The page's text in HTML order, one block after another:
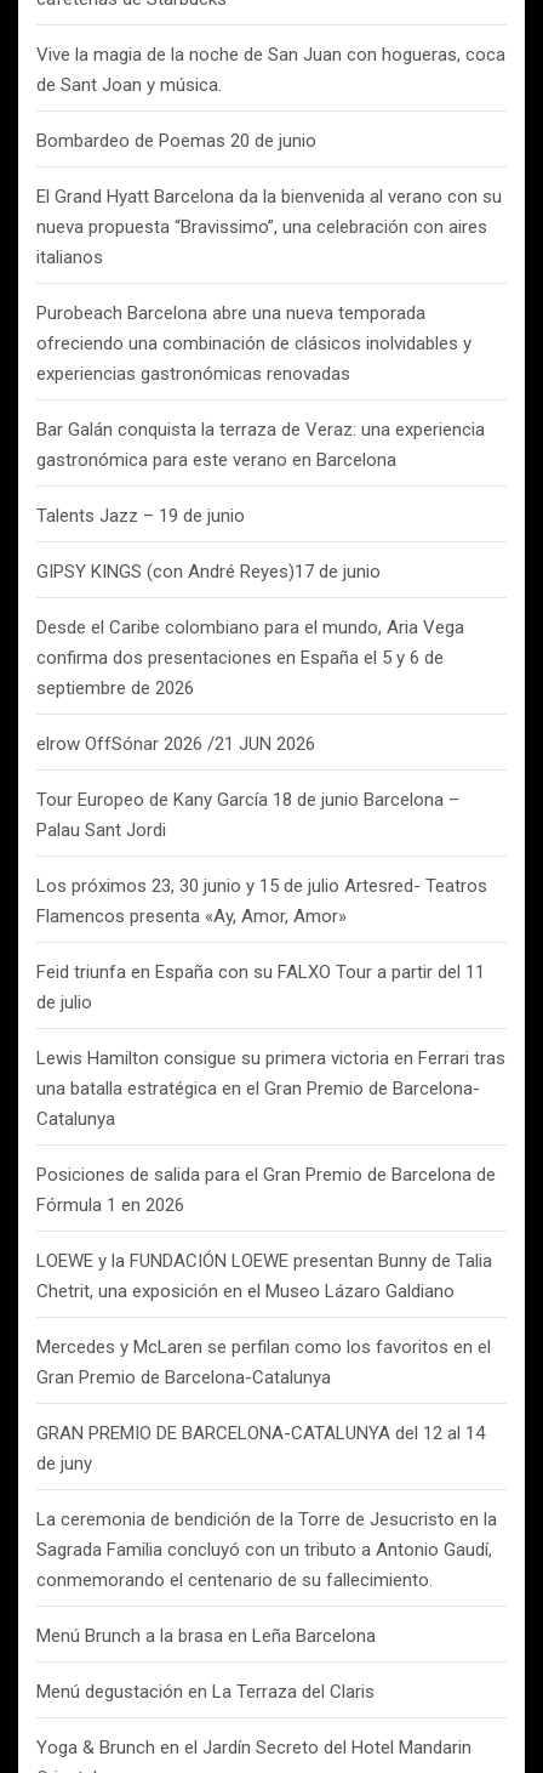
Vive la magia de la noche de San Juan con hogueras, coca
de Sant Joan y música.
Bombardeo de Poemas 20 de junio
El Grand Hyatt Barcelona da la bienvenida al verano con su
nueva propuesta “Bravissimo”, una celebración con aires
italianos
Purobeach Barcelona abre una nueva temporada
ofreciendo una combinación de clásicos inolvidables y
experiencias gastronómicas renovadas
Bar Galán conquista la terraza de Veraz: una experiencia
gastronómica para este verano en Barcelona
Talents Jazz – 19 de junio
GIPSY KINGS (con André Reyes)17 de junio
Desde el Caribe colombiano para el mundo, Aria Vega
confirma dos presentaciones en España el 5 y 6 de
septiembre de 2026
elrow OffSónar 2026 /21 JUN 2026
Tour Europeo de Kany García 18 de junio Barcelona –
Palau Sant Jordi
Los próximos 23, 30 junio y 15 de julio Artesred- Teatros
Flamencos presenta «Ay, Amor, Amor»
Feid triunfa en España con su FALXO Tour a partir del 11
de julio
Lewis Hamilton consigue su primera victoria en Ferrari tras
una batalla estratégica en el Gran Premio de Barcelona-
Catalunya
Posiciones de salida para el Gran Premio de Barcelona de
Fórmula 1 en 2026
LOEWE y la FUNDACIÓN LOEWE presentan Bunny de Talia
Chetrit, una exposición en el Museo Lázaro Galdiano
Mercedes y McLaren se perfilan como los favoritos en el
Gran Premio de Barcelona-Catalunya
GRAN PREMIO DE BARCELONA-CATALUNYA del 12 al 14
de juny
La ceremonia de bendición de la Torre de Jesucristo en la
Sagrada Familia concluyó con un tributo a Antonio Gaudí,
conmemorando el centenario de su fallecimiento.
Menú Brunch a la brasa en Leña Barcelona
Menú degustación en La Terraza del Claris
Yoga & Brunch en el Jardín Secreto del Hotel Mandarin